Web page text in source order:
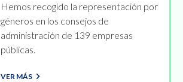
Hemos recogido la representación por
géneros en los consejos de
administración de 139 empresas
públicas.
VER MÁS